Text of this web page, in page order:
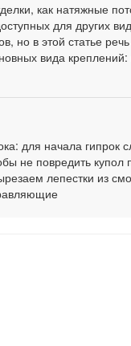
как натяжные
для других
но в этой статье
вида
для начала гипрок
не повредить купол
лепестки из